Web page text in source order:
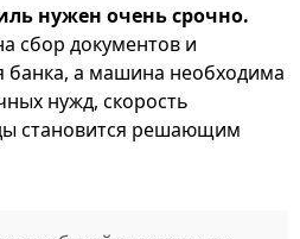
нужен очень срочно.
сбор документов и
а машина необходима
нужд, скорость
становится решающим